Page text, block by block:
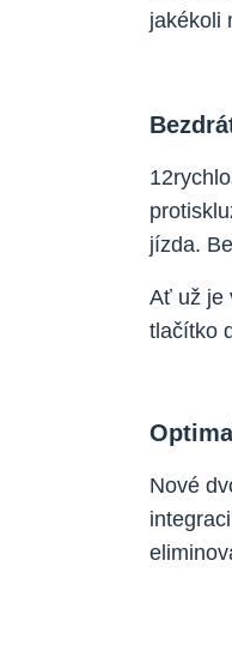
jakékoli
jízda.
Ať už je
tlačítko
Nové